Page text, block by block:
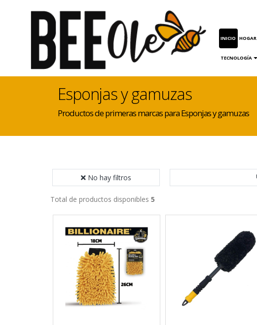
INICIO HOGAR
TECNOLOGÍA
Esponjas y gamuzas
Productos de primeras marcas para Esponjas y gamuzas
No hay filtros
Total de productos disponibles 5